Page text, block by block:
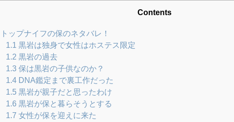
Contents
トップナイフの保のネタバレ！
1.1 黒岩は独身で女性はホステス限定
1.2 黒岩の過去
1.3 保は黒岩の子供なのか？
1.4 DNA鑑定まで裏工作だった
1.5 黒岩が親子だと思ったわけ
1.6 黒岩が保と暮らそうとする
1.7 女性が保を迎えに来た